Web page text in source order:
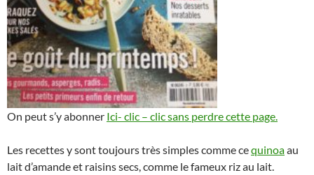
On peut s’y abonner Ici- clic – clic sans perdre cette page.
Les recettes y sont toujours très simples comme cequinoaau
lait d’amande et raisins secs, comme le fameux riz au lait.